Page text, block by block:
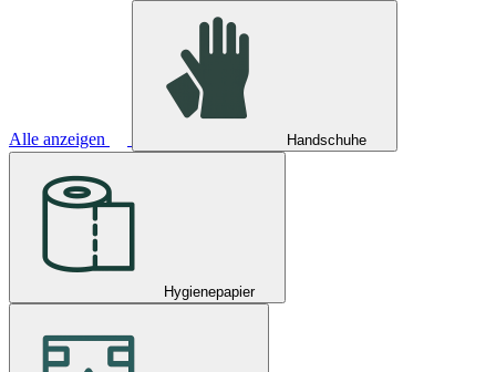
Alle anzeigen Handschuhe
Hygienepapier